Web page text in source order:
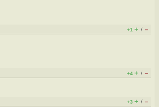
+1 + / –
+4 + / –
+3 + / –